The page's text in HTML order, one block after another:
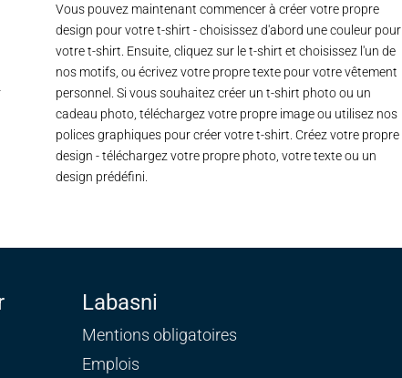
Vous pouvez maintenant commencer à créer votre propre
design pour votre t-shirt - choisissez d'abord une couleur pour
votre t-shirt. Ensuite, cliquez sur le t-shirt et choisissez l'un de
nos motifs, ou écrivez votre propre texte pour votre vêtement
personnel. Si vous souhaitez créer un t-shirt photo ou un
cadeau photo, téléchargez votre propre image ou utilisez nos
polices graphiques pour créer votre t-shirt. Créez votre propre
design - téléchargez votre propre photo, votre texte ou un
design prédéfini.
Labasni
Mentions obligatoires
Emplois